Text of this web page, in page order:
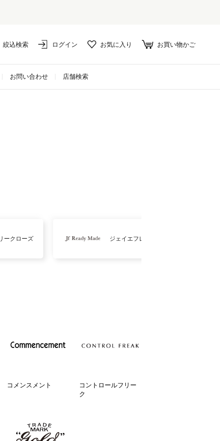
絞込検索 ログイン お気に入り お買い物かご
お問い合わせ 店舗検索
ークローズ ジェイエフレディメイド
コメンスメント
コントロールフリー
ク